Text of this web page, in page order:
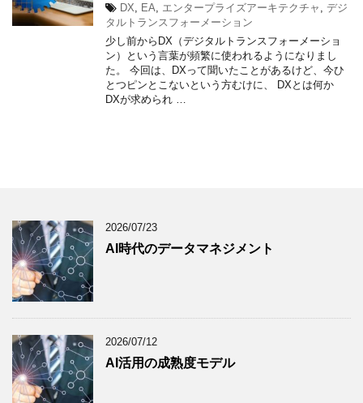
DX
EA エンタープライズアーキテクチャ
デジ
タルトランスフォーメーション
少し前からDX（デジタルトランスフォーメーショ
ン）という言葉が頻繁に使われるようになりまし
た。 今回は、DXって聞いたことがあるけど、今ひ
とつピンとこないという方むけに、 DXとは何か
DXが求められ …
2026/07/23
AI時代のデータマネジメント
2026/07/12
AI活用の成熟度モデル